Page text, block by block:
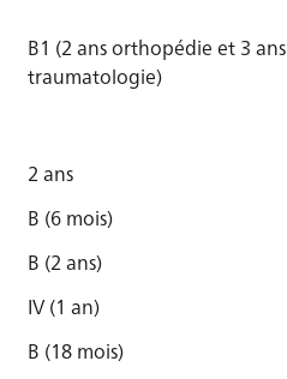
B1 (2 ans orthopédie et 3 ans
traumatologie)
2 ans
B (6 mois)
B (2 ans)
IV (1 an)
B (18 mois)